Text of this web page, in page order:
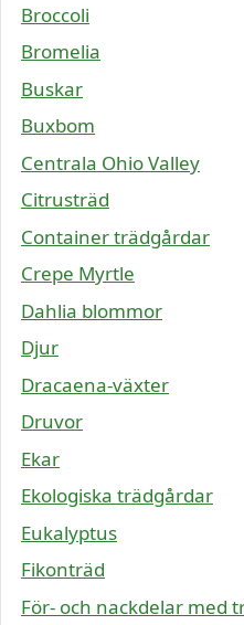
Broccoli
Bromelia
Buskar
Buxbom
Centrala Ohio Valley
Citrusträd
Container trädgårdar
Crepe Myrtle
Dahlia blommor
Djur
Dracaena-växter
Druvor
Ekar
Ekologiska trädgårdar
Eukalyptus
Fikonträd
För- och nackdelar med